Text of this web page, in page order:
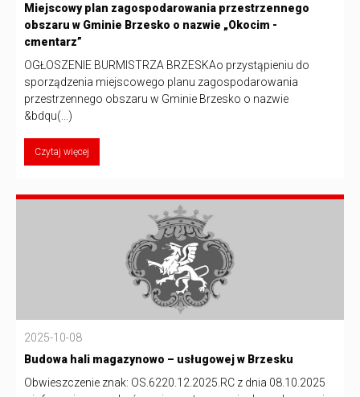
Miejscowy plan zagospodarowania przestrzennego
obszaru w Gminie Brzesko o nazwie „Okocim -
cmentarz”
OGŁOSZENIE BURMISTRZA BRZESKAo przystąpieniu do
sporządzenia miejscowego planu zagospodarowania
przestrzennego obszaru w Gminie Brzesko o nazwie
&bdqu(...)
Czytaj więcej
2025-10-08
Budowa hali magazynowo – usługowej w Brzesku
Obwieszczenie znak: OS.6220.12.2025.RC z dnia 08.10.2025